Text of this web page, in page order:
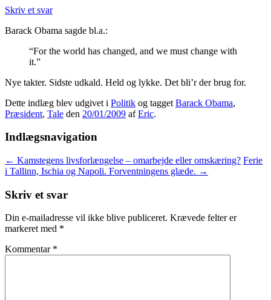
Skriv et svar
Barack Obama sagde bl.a.:
“For the world has changed, and we must change with
it.”
Nye takter. Sidste udkald. Held og lykke. Det bli’r der brug for.
Dette indlæg blev udgivet i Politik og tagget Barack Obama,
Præsident, Tale den 20/01/2009 afEric.
Indlægsnavigation
← Kamstegens livsforlængelse – omarbejde eller omskæring? Ferie
i Tallinn, Ischia og Napoli. Forventningens glæde. →
Skriv et svar
Din e-mailadresse vil ikke blive publiceret. Krævede felter er
markeret med *
Kommentar *